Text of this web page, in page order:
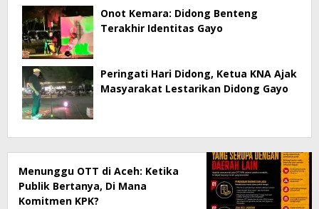
Onot Kemara: Didong Benteng
Terakhir Identitas Gayo
Peringati Hari Didong, Ketua KNA Ajak
Masyarakat Lestarikan Didong Gayo
Menunggu OTT di Aceh: Ketika
Publik Bertanya, Di Mana
Komitmen KPK?